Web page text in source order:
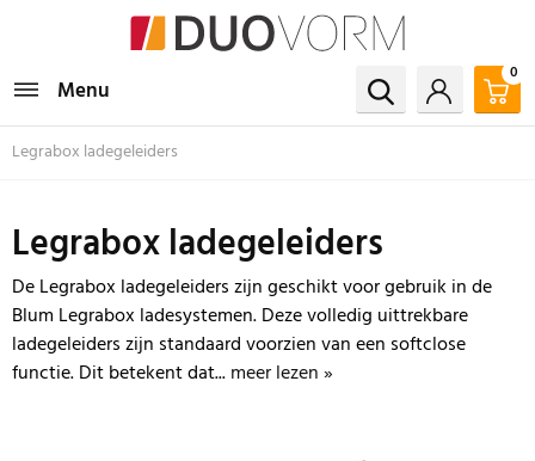
Menu
0
Legrabox ladegeleiders
Legrabox ladegeleiders
De Legrabox ladegeleiders zijn geschikt voor gebruik in de
Blum Legrabox ladesystemen. Deze volledig uittrekbare
ladegeleiders zijn standaard voorzien van een softclose
functie. Dit betekent dat...meer lezen »